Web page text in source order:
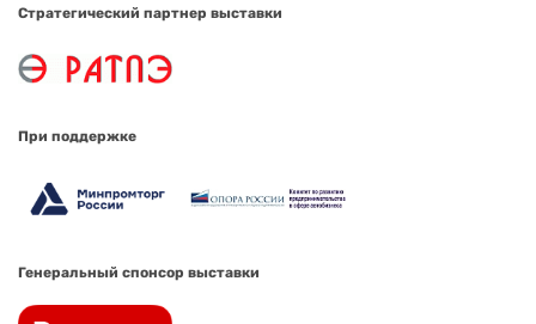
Стратегический партнер выставки
При поддержке
Генеральный спонсор выставки